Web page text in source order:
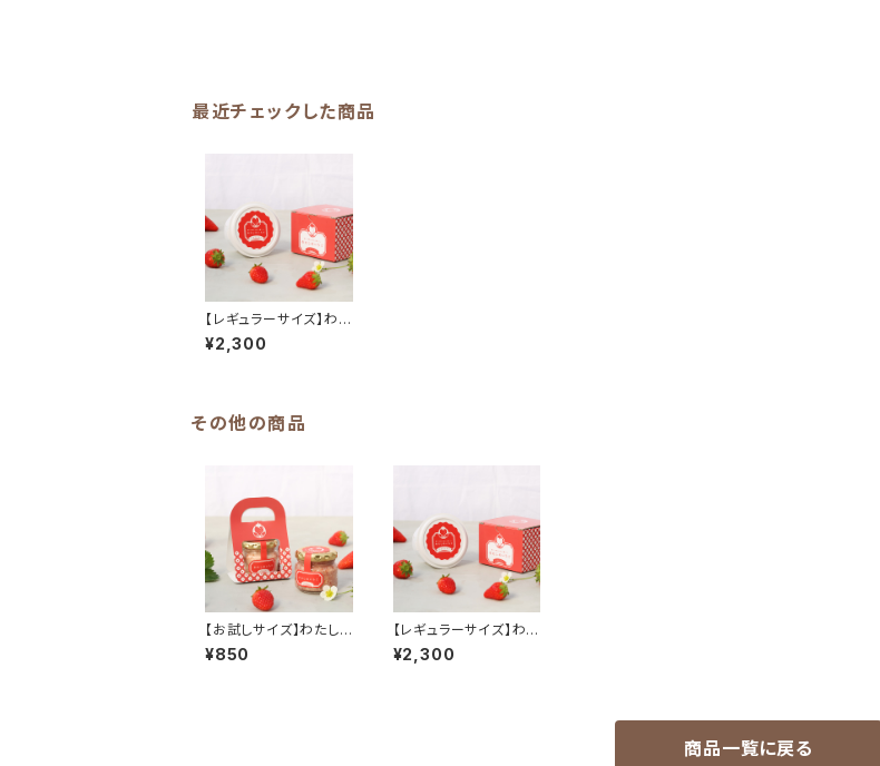
最近チェックした商品
【レギュラーサイズ】わた
しのいちごバター
¥2,300
その他の商品
【お試しサイズ】わたし
のいちごバター
¥850
【レギュラーサイズ】わた
しのいちごバター
¥2,300
商品一覧に戻る